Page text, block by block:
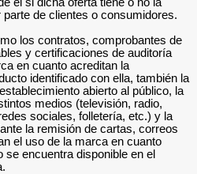
de clientes o consumidores.
los contratos, comprobantes de
y certificaciones de auditoría
en cuanto acreditan la
identificado con ella, también la
abierto al público, la
medios (televisión, radio,
sociales, folletería, etc.) y la
la remisión de cartas, correos
el uso de la marca en cuanto
se encuentra disponible en el